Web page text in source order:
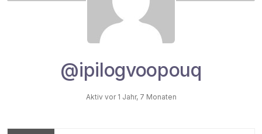
@ipilogvoopouq
Aktiv vor 1 Jahr, 7 Monaten